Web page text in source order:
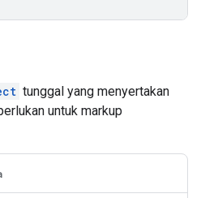
tunggal yang menyertakan
untuk markup